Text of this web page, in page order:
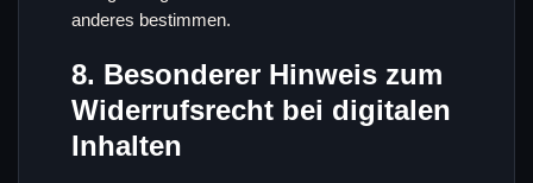
anderes bestimmen.
8. Besonderer Hinweis zum
Widerrufsrecht bei digitalen
Inhalten